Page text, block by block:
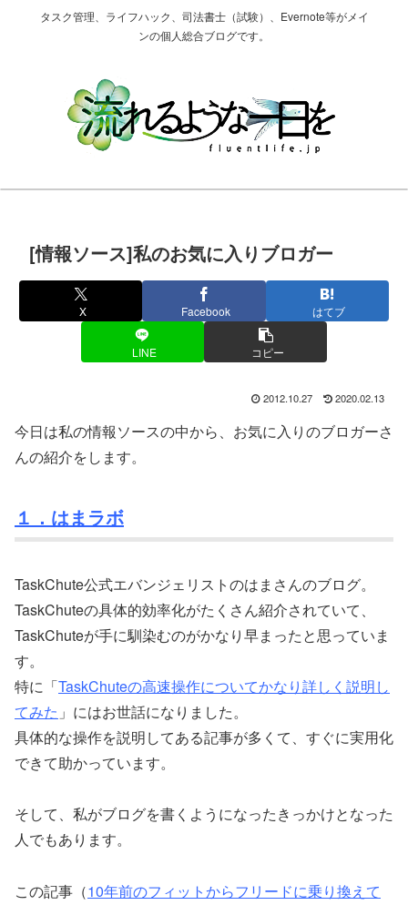
タスク管理、ライフハック、司法書士（試験）、Evernote等がメイ
ンの個人総合ブログです。
[情報ソース]私のお気に入りブロガー
X Facebook はてブ
LINE コピー
2012.10.27 2020.02.13
今日は私の情報ソースの中から、お気に入りのブロガーさ
んの紹介をします。
１．はまラボ
TaskChute公式エバンジェリストのはまさんのブログ。
TaskChuteの具体的効率化がたくさん紹介されていて、
TaskChuteが手に馴染むのがかなり早まったと思っていま
す。
特に「TaskChuteの高速操作についてかなり詳しく説明し
てみた 」にはお世話になりました。
具体的な操作を説明してある記事が多くて、すぐに実用化
できて助かっています。
そして、私がブログを書くようになったきっかけとなった
人でもあります。
この記事（10年前のフィットからフリードに乗り換えて